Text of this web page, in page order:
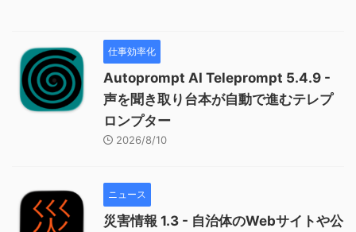
仕事効率化
Autoprompt AI Teleprompt 5.4.9 -
声を聞き取り台本が自動で進むテレプ
ロンプター
2026/8/10
ニュース
災害情報 1.3 - 自治体のWebサイトや公